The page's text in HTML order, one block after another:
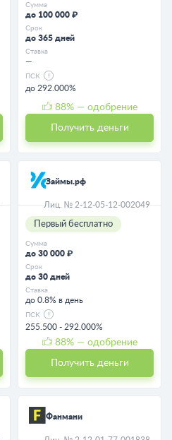
Сумма
до 100 000 ₽
Срок
до 365 дней
Ставка
—
ПСК
до 292.000%
88% — одобрение
Получить деньги
Займы.рф
Лиц. № 2-12-05-12-002049
Первый бесплатно
Сумма
до 30 000 ₽
Срок
до 30 дней
Ставка
до 0.8% в день
ПСК
255.500 - 292.000%
88% — одобрение
Получить деньги
Фанмани